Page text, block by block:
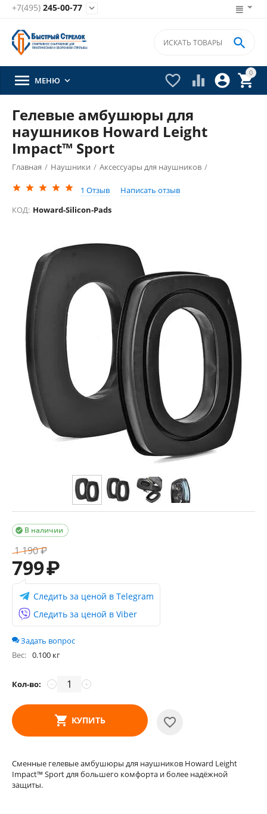
+7(495) 245-00-77 
0


 

 МЕНЮ 
Гелевые амбушюры для
наушников Howard Leight
Impact™ Sport
Главная / Наушники / Аксессуары для наушников /
1 Отзыв
Написать отзыв
КОД: Howard-Silicon-Pads
В наличии

1 190₽
799₽
Следить за ценой в Telegram
Следить за ценой в Viber
Задать вопрос
Вес: 0.100 кг
Кол-во: +
−
КУПИТЬ
Сменные гелевые амбушюры для наушников Howard Leight
Impact™ Sport для большего комфорта и более надёжной
защиты.